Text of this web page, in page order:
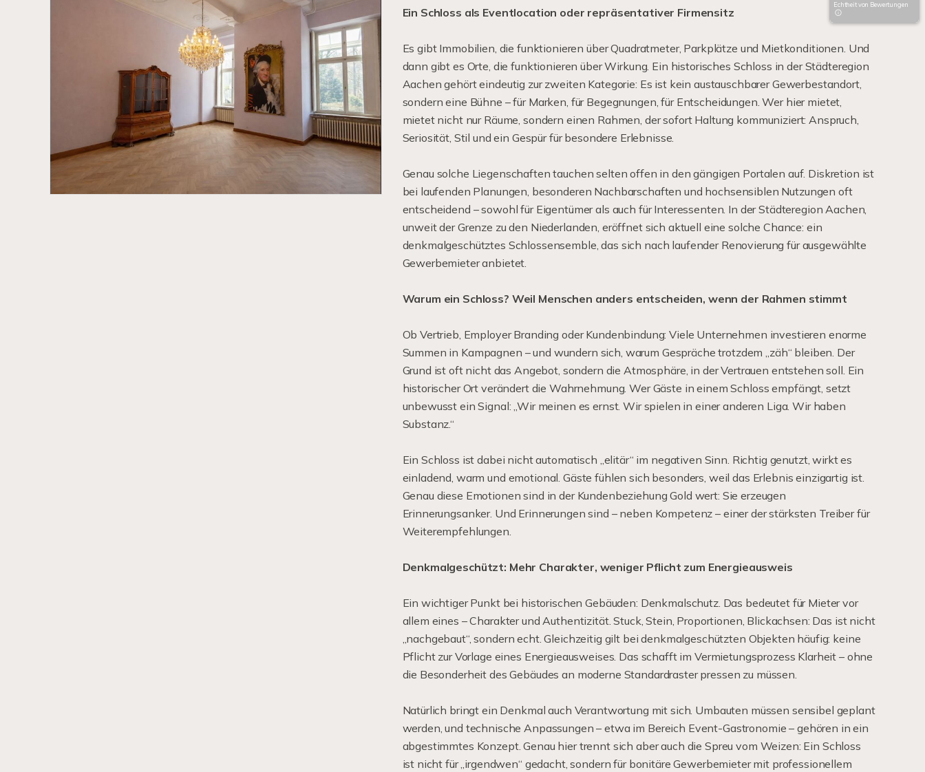
Ein Schloss als Eventlocation oder repräsentativer Firmensitz
Es gibt Immobilien, die funktionieren über Quadratmeter, Parkplätze und Mietkonditionen. Und
dann gibt es Orte, die funktionieren über Wirkung. Ein historisches Schloss in der Städteregion
Aachen gehört eindeutig zur zweiten Kategorie: Es ist kein austauschbarer Gewerbestandort,
sondern eine Bühne – für Marken, für Begegnungen, für Entscheidungen. Wer hier mietet,
mietet nicht nur Räume, sondern einen Rahmen, der sofort Haltung kommuniziert: Anspruch,
Seriosität, Stil und ein Gespür für besondere Erlebnisse.
Genau solche Liegenschaften tauchen selten offen in den gängigen Portalen auf. Diskretion ist
bei laufenden Planungen, besonderen Nachbarschaften und hochsensiblen Nutzungen oft
entscheidend – sowohl für Eigentümer als auch für Interessenten. In der Städteregion Aachen,
unweit der Grenze zu den Niederlanden, eröffnet sich aktuell eine solche Chance: ein
denkmalgeschütztes Schlossensemble, das sich nach laufender Renovierung für ausgewählte
Gewerbemieter anbietet.
Warum ein Schloss? Weil Menschen anders entscheiden, wenn der Rahmen stimmt
Ob Vertrieb, Employer Branding oder Kundenbindung: Viele Unternehmen investieren enorme
Summen in Kampagnen – und wundern sich, warum Gespräche trotzdem „zäh“ bleiben. Der
Grund ist oft nicht das Angebot, sondern die Atmosphäre, in der Vertrauen entstehen soll. Ein
historischer Ort verändert die Wahrnehmung. Wer Gäste in einem Schloss empfängt, setzt
unbewusst ein Signal: „Wir meinen es ernst. Wir spielen in einer anderen Liga. Wir haben
Substanz.“
Ein Schloss ist dabei nicht automatisch „elitär“ im negativen Sinn. Richtig genutzt, wirkt es
einladend, warm und emotional. Gäste fühlen sich besonders, weil das Erlebnis einzigartig ist.
Genau diese Emotionen sind in der Kundenbeziehung Gold wert: Sie erzeugen
Erinnerungsanker. Und Erinnerungen sind – neben Kompetenz – einer der stärksten Treiber für
Weiterempfehlungen.
Denkmalgeschützt: Mehr Charakter, weniger Pflicht zum Energieausweis
Ein wichtiger Punkt bei historischen Gebäuden: Denkmalschutz. Das bedeutet für Mieter vor
allem eines – Charakter und Authentizität. Stuck, Stein, Proportionen, Blickachsen: Das ist nicht
„nachgebaut“, sondern echt. Gleichzeitig gilt bei denkmalgeschützten Objekten häufig: keine
Pflicht zur Vorlage eines Energieausweises. Das schafft im Vermietungsprozess Klarheit – ohne
die Besonderheit des Gebäudes an moderne Standardraster pressen zu müssen.
Natürlich bringt ein Denkmal auch Verantwortung mit sich. Umbauten müssen sensibel geplant
werden, und technische Anpassungen – etwa im Bereich Event-Gastronomie – gehören in ein
abgestimmtes Konzept. Genau hier trennt sich aber auch die Spreu vom Weizen: Ein Schloss
ist nicht für „irgendwen“ gedacht, sondern für bonitäre Gewerbemieter mit professionellem
Echtheit von Bewertungen